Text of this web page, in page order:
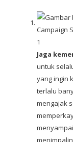
1
Jaga
untuk
yang ingin
terlalu
mengajak